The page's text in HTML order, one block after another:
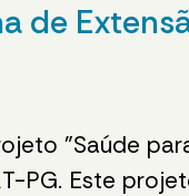
de
"Saúde
PG. Este